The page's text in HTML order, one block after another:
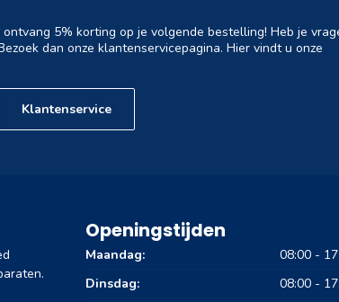
5% korting op je volgende bestelling! Heb je
dan onze klantenservicepagina. Hier vindt u onze
Klantenservice
Openingstijden
Maandag:
08:00 -
Dinsdag:
08:00 -